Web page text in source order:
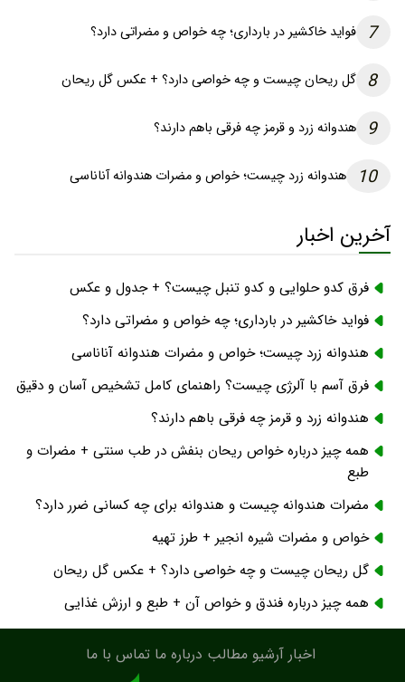
7 فواید خاکشیر در بارداری؛ چه خواص و مضراتی دارد؟
8 گل ریحان چیست و چه خواصی دارد؟ + عکس گل ریحان
9 هندوانه زرد و قرمز چه فرقی باهم دارند؟
10 هندوانه زرد چیست؛ خواص و مضرات هندوانه آناناسی
آخرین اخبار
فرق کدو حلوایی و کدو تنبل چیست؟ + جدول و عکس
فواید خاکشیر در بارداری؛ چه خواص و مضراتی دارد؟
هندوانه زرد چیست؛ خواص و مضرات هندوانه آناناسی
فرق آسم با آلرژی چیست؟ راهنمای کامل تشخیص آسان و دقیق
هندوانه زرد و قرمز چه فرقی باهم دارند؟
همه چیز درباره خواص ریحان بنفش در طب سنتی + مضرات و
طبع
مضرات هندوانه چیست و هندوانه برای چه کسانی ضرر دارد؟
خواص و مضرات شیره انجیر + طرز تهیه
گل ریحان چیست و چه خواصی دارد؟ + عکس گل ریحان
همه چیز درباره فندق و خواص آن + طبع و ارزش غذایی
اخبار آرشیو مطالب درباره ما تماس با ما